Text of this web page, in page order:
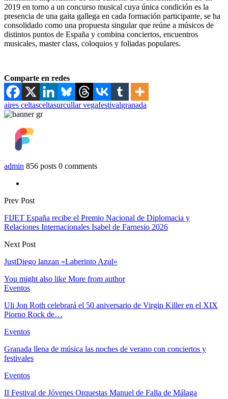
2019 en torno a un concurso musical cuya única condición es la
presencia de una gaita gallega en cada formación participante, se ha
consolidado como una propuesta singular que reúne a músicos de
distintos puntos de España y combina conciertos, encuentros
musicales, master class, coloquios y foliadas populares.
Comparte en redes
aires celtasceltasurcullar vegafestivalgranada
admin 856 posts 0 comments
Prev Post
FIJET España recibe el Premio Nacional de Diplomacia y
Relaciones Internacionales Isabel de Farnesio 2026
Next Post
JustDiego lanzan «Laberinto Azul»
You might also like More from author
Eventos
Uli Jon Roth celebrará el 50 aniversario de Virgin Killer en el XIX
Piorno Rock de…
Eventos
Granada llena de música las noches de verano con conciertos y
festivales
Eventos
II Festival de Jóvenes Orquestas Manuel de Falla de Málaga